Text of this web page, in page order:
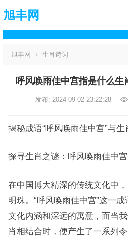
旭丰网
旭丰网 生肖诗词
呼风唤雨佳中宫指是什么生
发布: 2024-09-02 23:22:28
揭秘成语“呼风唤雨佳中宫”与生
探寻生肖之谜：呼风唤雨佳中
在中国博大精深的传统文化中
明珠。“呼风唤雨佳中宫”这一
文化内涵和深远的寓意，而当
肖相结合时，便产生了一系列